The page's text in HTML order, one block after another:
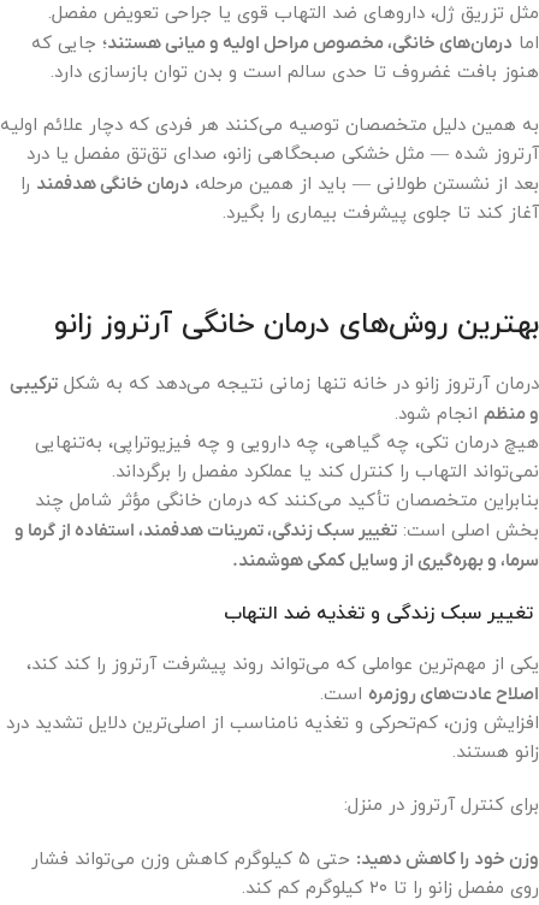
مثل تزریق ژل، داروهای ضد التهاب قوی یا جراحی تعویض مفصل.
اما درمان‌های خانگی، مخصوص مراحل اولیه و میانی هستند؛ جایی که
هنوز بافت غضروف تا حدی سالم است و بدن توان بازسازی دارد.
به همین دلیل متخصصان توصیه می‌کنند هر فردی که دچار علائم اولیه
آرتروز شده — مثل خشکی صبحگاهی زانو، صدای تق‌تق مفصل یا درد
بعد از نشستن طولانی — باید از همین مرحله، درمان خانگی هدفمند را
آغاز کند تا جلوی پیشرفت بیماری را بگیرد.
بهترین روش‌های درمان خانگی آرتروز زانو
درمان آرتروز زانو در خانه تنها زمانی نتیجه می‌دهد که به شکل ترکیبی
و منظم انجام شود.
هیچ درمان تکی، چه گیاهی، چه دارویی و چه فیزیوتراپی، به‌تنهایی
نمی‌تواند التهاب را کنترل کند یا عملکرد مفصل را برگرداند.
بنابراین متخصصان تأکید می‌کنند که درمان خانگی مؤثر شامل چند
بخش اصلی است: تغییر سبک زندگی، تمرینات هدفمند، استفاده از گرما و
سرما، و بهره‌گیری از وسایل کمکی هوشمند.
تغییر سبک زندگی و تغذیه ضد التهاب
یکی از مهم‌ترین عواملی که می‌تواند روند پیشرفت آرتروز را کند کند،
اصلاح عادت‌های روزمره است.
افزایش وزن، کم‌تحرکی و تغذیه نامناسب از اصلی‌ترین دلایل تشدید درد
زانو هستند.
برای کنترل آرتروز در منزل:
وزن خود را کاهش دهید:
حتی ۵ کیلوگرم کاهش وزن می‌تواند فشار
روی مفصل زانو را تا ۲۰ کیلوگرم کم کند.